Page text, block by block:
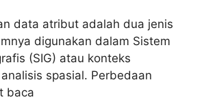
data atribut adalah dua jenis
digunakan dalam Sistem
(SIG) atau konteks
spasial. Perbedaan
baca